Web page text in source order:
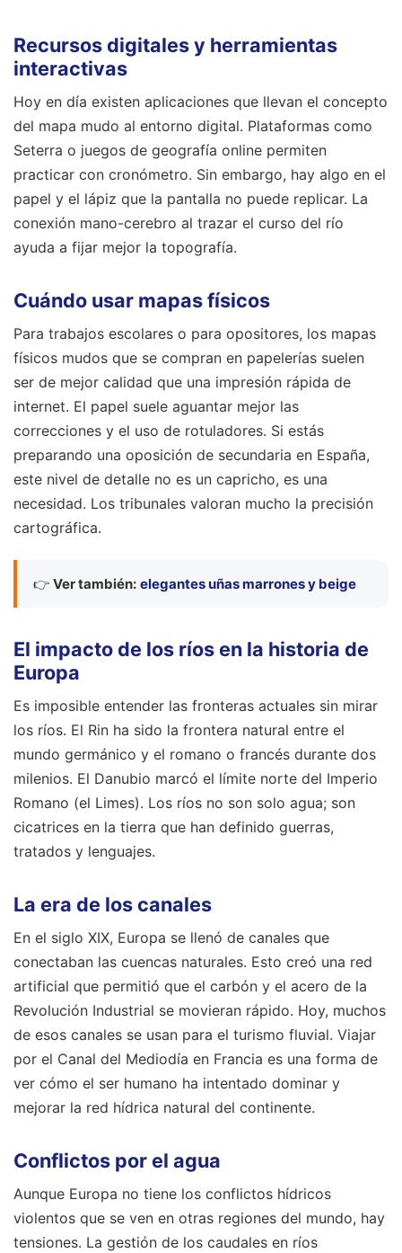
Recursos digitales y herramientas
interactivas
Hoy en día existen aplicaciones que llevan el concepto
del mapa mudo al entorno digital. Plataformas como
Seterra o juegos de geografía online permiten
practicar con cronómetro. Sin embargo, hay algo en el
papel y el lápiz que la pantalla no puede replicar. La
conexión mano-cerebro al trazar el curso del río
ayuda a fijar mejor la topografía.
Cuándo usar mapas físicos
Para trabajos escolares o para opositores, los mapas
físicos mudos que se compran en papelerías suelen
ser de mejor calidad que una impresión rápida de
internet. El papel suele aguantar mejor las
correcciones y el uso de rotuladores. Si estás
preparando una oposición de secundaria en España,
este nivel de detalle no es un capricho, es una
necesidad. Los tribunales valoran mucho la precisión
cartográfica.
👉 Ver también: elegantes uñas marrones y beige
El impacto de los ríos en la historia de
Europa
Es imposible entender las fronteras actuales sin mirar
los ríos. El Rin ha sido la frontera natural entre el
mundo germánico y el romano o francés durante dos
milenios. El Danubio marcó el límite norte del Imperio
Romano (el Limes). Los ríos no son solo agua; son
cicatrices en la tierra que han definido guerras,
tratados y lenguajes.
La era de los canales
En el siglo XIX, Europa se llenó de canales que
conectaban las cuencas naturales. Esto creó una red
artificial que permitió que el carbón y el acero de la
Revolución Industrial se movieran rápido. Hoy, muchos
de esos canales se usan para el turismo fluvial. Viajar
por el Canal del Mediodía en Francia es una forma de
ver cómo el ser humano ha intentado dominar y
mejorar la red hídrica natural del continente.
Conflictos por el agua
Aunque Europa no tiene los conflictos hídricos
violentos que se ven en otras regiones del mundo, hay
tensiones. La gestión de los caudales en ríos